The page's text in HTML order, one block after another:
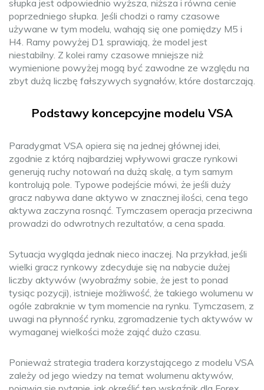
słupka jest odpowiednio wyższa, niższa i równa cenie
poprzedniego słupka. Jeśli chodzi o ramy czasowe
używane w tym modelu, wahają się one pomiędzy M5 i
H4. Ramy powyżej D1 sprawiają, że model jest
niestabilny. Z kolei ramy czasowe mniejsze niż
wymienione powyżej mogą być zawodne ze względu na
zbyt dużą liczbę fałszywych sygnałów, które dostarczają.
Podstawy koncepcyjne modelu VSA
Paradygmat VSA opiera się na jednej głównej idei,
zgodnie z którą najbardziej wpływowi gracze rynkowi
generują ruchy notowań na dużą skalę, a tym samym
kontrolują pole. Typowe podejście mówi, że jeśli duży
gracz nabywa dane aktywo w znacznej ilości, cena tego
aktywa zaczyna rosnąć. Tymczasem operacja przeciwna
prowadzi do odwrotnych rezultatów, a cena spada.
Sytuacja wygląda jednak nieco inaczej. Na przykład, jeśli
wielki gracz rynkowy zdecyduje się na nabycie dużej
liczby aktywów (wyobraźmy sobie, że jest to ponad
tysiąc pozycji), istnieje możliwość, że takiego wolumenu w
ogóle zabraknie w tym momencie na rynku. Tymczasem, z
uwagi na płynność rynku, zgromadzenie tych aktywów w
wymaganej wielkości może zająć dużo czasu.
Ponieważ strategia tradera korzystającego z modelu VSA
zależy od jego wiedzy na temat wolumenu aktywów,